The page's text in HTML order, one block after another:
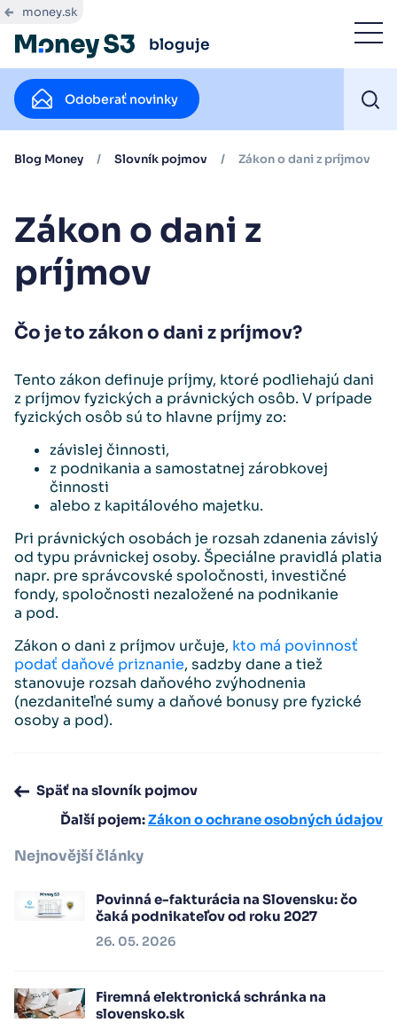
money.sk
bloguje
Odoberať novinky
Blog Money / Slovník pojmov / Zákon o dani z príjmov
Zákon o dani z
príjmov
Čo je to zákon o dani z príjmov?
Tento zákon definuje príjmy, ktoré podliehajú dani
z príjmov fyzických a právnických osôb. V prípade
fyzických osôb sú to hlavne príjmy zo:
závislej činnosti,
z podnikania a samostatnej zárobkovej
činnosti
alebo z kapitálového majetku.
Pri právnických osobách je rozsah zdanenia závislý
od typu právnickej osoby. Špeciálne pravidlá platia
napr. pre správcovské spoločnosti, investičné
fondy, spoločnosti nezaložené na podnikanie
a pod.
Zákon o dani z príjmov určuje, kto má povinnosť
podať daňové priznanie, sadzby dane a tiež
stanovuje rozsah daňového zvýhodnenia
(nezdaniteľné sumy a daňové bonusy pre fyzické
osoby a pod).
Späť na slovník pojmov
Ďalší pojem:Zákon o ochrane osobných údajov
Nejnovější články
Povinná e-fakturácia na Slovensku: čo
čaká podnikateľov od roku 2027
26. 05. 2026
Firemná elektronická schránka na
slovensko.sk